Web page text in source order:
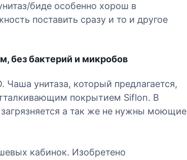
биде особенно хорош в
поставить сразу и то и другое
без бактерий и микробов
унитаза, который предлагается,
покрытием Siflon. В
загрязняется а так же не нужны моющие
кабинок. Изобретено